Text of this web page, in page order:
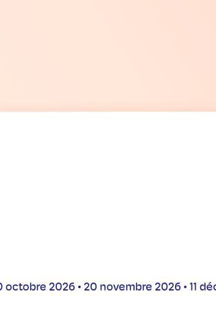
octobre 2026 • 20 novembre 2026 • 11